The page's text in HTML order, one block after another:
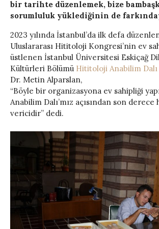
bir tarihte düzenlemek, bize
sorumluluk yüklediğinin de
2023 yılında İstanbul’da ilk defa
Uluslararası Hititoloji Kongresi’nin ev
üstlenen İstanbul Üniversitesi Eskiçağ
Kültürleri Bölümü Hititoloji Anabilim Dalı
Dr. Metin Alparslan,
“Böyle bir organizasyona ev sahipliği
Anabilim Dalı’mız açısından son derece
vericidir” dedi.